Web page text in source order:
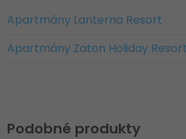
Apartmány Lanterna Resort
Apartmány Zaton Holiday
Podobné produkty